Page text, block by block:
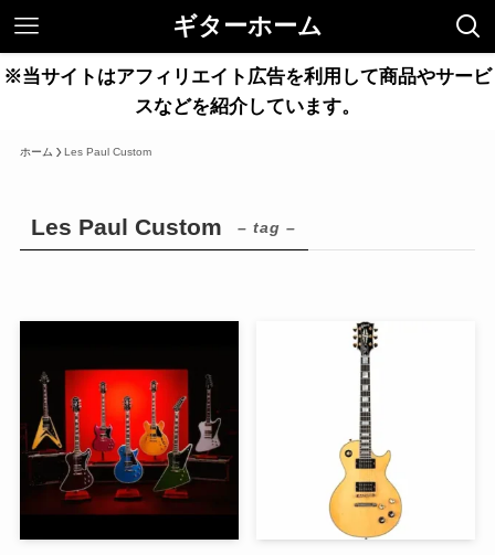
ギターホーム
※当サイトはアフィリエイト広告を利用して商品やサービ
スなどを紹介しています。
ホーム Les Paul Custom
Les Paul Custom – tag –